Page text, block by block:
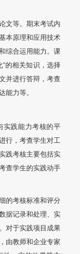
文等。期末考试内
本原理和应用技术
综合运用能力。课
的相关知识，选择
并进行答辩，考查
能力等。
实践能力考核的平
行，考查学生对工
践考核主要包括实
查学生的实践动手
的考核标准和评分
据记录和处理、实
对于实践项目成果
由教师和企业专家